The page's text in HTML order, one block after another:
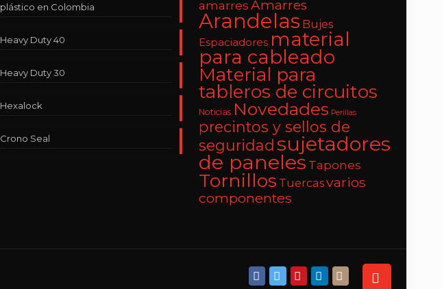
plástico en Colombia
Heavy Duty 40
Heavy Duty 30
Hexalock
Crono Seal
amarresAmarres
Arandelas Bujes
Espaciadores material
para cableado
Material para
tableros de circuitos
Noticias Novedades Perillas
precintos y sellos de
seguridadsujetadores
de paneles Tapones
Tornillos Tuercasvarios
componentes